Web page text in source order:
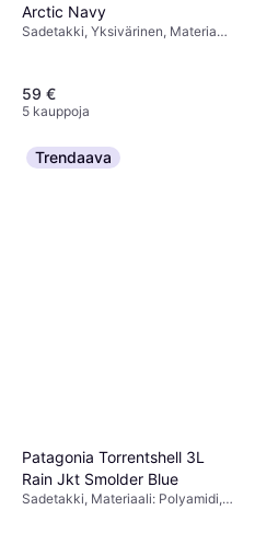
Arctic Navy
Sadetakki, Yksivärinen, Materiaali:
59 €
5 kauppoja
Trendaava
Patagonia Torrentshell 3L
Rain Jkt Smolder Blue
Sadetakki, Materiaali: Polyamidi,